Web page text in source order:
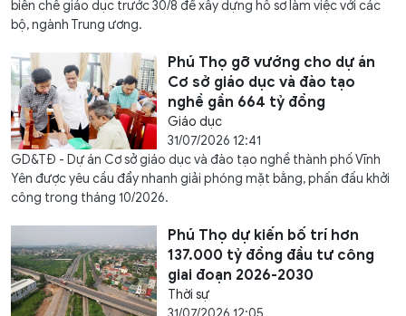
biên chế giáo dục trước 30/8 để xây dựng hồ sơ làm việc với các
bộ, ngành Trung ương.
Phú Thọ gỡ vướng cho dự án
Cơ sở giáo dục và đào tạo
nghề gần 664 tỷ đồng
Giáo dục
31/07/2026 12:41
GD&TĐ - Dự án Cơ sở giáo dục và đào tạo nghề thành phố Vĩnh
Yên được yêu cầu đẩy nhanh giải phóng mặt bằng, phấn đấu khởi
công trong tháng 10/2026.
Phú Thọ dự kiến bố trí hơn
137.000 tỷ đồng đầu tư công
giai đoạn 2026-2030
Thời sự